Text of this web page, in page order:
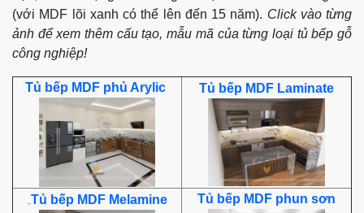
(với MDF lõi xanh có thể lên đến 15 năm). Click vào từng
ảnh để xem thêm cấu tạo, mẫu mã của từng loại tủ bếp gỗ
công nghiệp!
Tủ bếp MDF phủ Arylic Tủ bếp MDF Laminate
Tủ bếp MDF Melamine Tủ bếp MDF phun sơn